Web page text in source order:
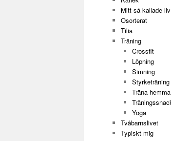
Mitt så kallade liv
Osorterat
Tilia
Träning
Crossfit
Löpning
Simning
Styrketräning
Träna hemma
Yoga
Tvåbarnslivet
Typiskt mig